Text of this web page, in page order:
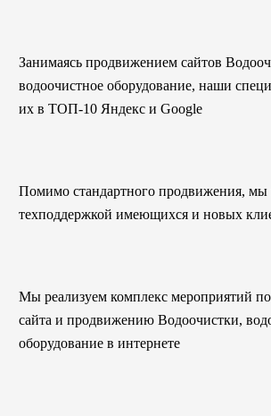
Занимаясь продвижением сайтов
водоочистное оборудование, наши
их в ТОП-10 Яндекс и Google
Помимо стандартного продвижения, мы
техподдержкой имеющихся и новых
Мы реализуем комплекс мероприятий
сайта и продвижению Водоочистки,
оборудование в интернете